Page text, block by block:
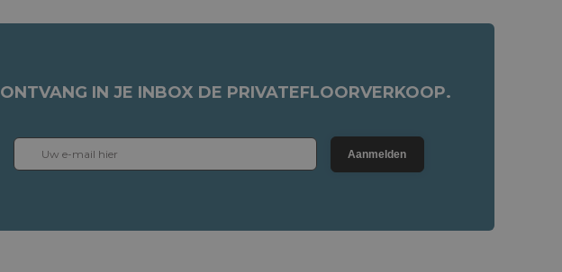
ONTVANG IN JE INBOX DE PRIVATEFLOORVERKOOP.
Aanmelden